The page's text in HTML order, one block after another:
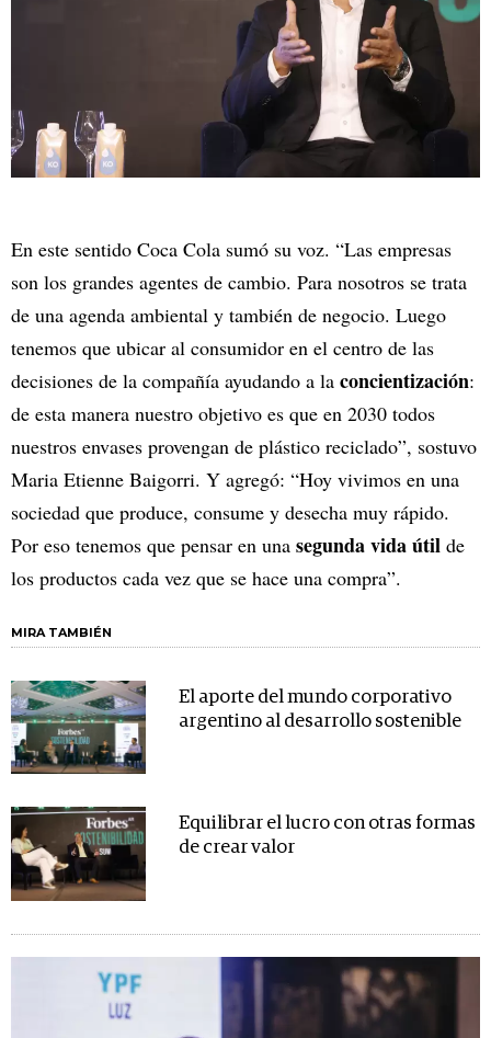
En este sentido Coca Cola sumó su voz. “Las empresas
son los grandes agentes de cambio. Para nosotros se trata
de una agenda ambiental y también de negocio. Luego
tenemos que ubicar al consumidor en el centro de las
decisiones de la compañía ayudando a la concientización:
de esta manera nuestro objetivo es que en 2030 todos
nuestros envases provengan de plástico reciclado”, sostuvo
Maria Etienne Baigorri. Y agregó: “Hoy vivimos en una
sociedad que produce, consume y desecha muy rápido.
Por eso tenemos que pensar en una segunda vida útil de
los productos cada vez que se hace una compra”.
MIRA TAMBIÉN
El aporte del mundo corporativo
argentino al desarrollo sostenible
Equilibrar el lucro con otras formas
de crear valor